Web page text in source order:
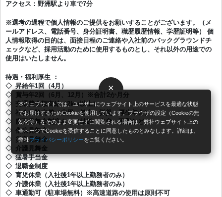
×
本ウェブサイトでは、ユーザーにウェブサイト上のサービスを最適な状態
でお届けするためCookieを使用しています。ブラウザの設定（Cookieの無
効化等）をそのまま変更せずに閲覧される場合は、弊社ウェブサイト上の
全ページでCookieを受信することに同意したものとみなします。詳細は、
弊社プライバシーポリシーをご覧ください。
アクセス：野洲駅より車で7分
※選考の過程で個人情報のご提供をお願いすることがございます。（メ
ールアドレス、電話番号、身分証明書、職歴履歴情報、学歴証明等） 個
人情報取得の目的は、面接日程のご連絡や入社前のバックグラウンドチ
ェックなど、採用活動のために使用するものとし、それ以外の用途での
使用はいたしません。
待遇・福利厚生 ：
◇ 昇給年1回（4月）
◇ 賞与年2回（6月、12月）※合計2か月分
◇ 交通費全額支給（2km以上）
◇ 社会保険完備（雇用・健康・労災・厚生年金）
◇ 慶弔見舞金制度あり（結婚・出産・弔慰など）
◇ 傷病見舞金
◇ 災害見舞金
◇ 介護見舞金
◇ 猛暑手当金
◇ 退職金制度
◇ 育児休業（入社後1年以上勤務者のみ）
◇ 介護休業（入社後1年以上勤務者のみ）
◇ 車通勤可（駐車場無料）※高速道路の使用は原則不可